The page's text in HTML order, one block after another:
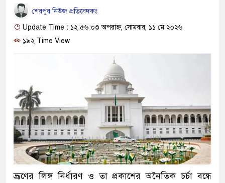
শেরপুর নিউজ প্রতিবেদকঃ
Update Time : ১২:৫৬:০৩ অপরাহ্ন, সোমবার, ১১ মে ২০২৬
১৯২ Time View
ভ্রূণের লিঙ্গ নির্ধারণ ও তা প্রকাশের অনৈতিক চর্চা বন্ধে